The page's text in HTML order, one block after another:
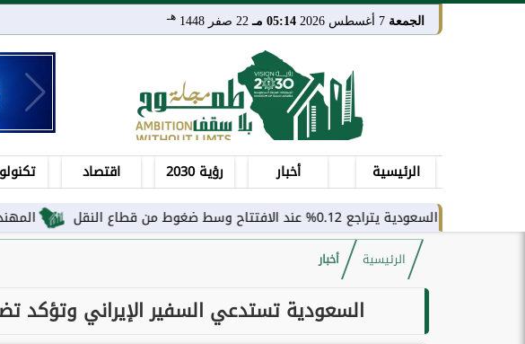
الجمعة 05:14 مـ 22 صفر 1448 هـ
الرئيسية أخبار رؤية 2030 اقتصاد
المهندسة بيان عند الافتتاح وسط ضغوط من قطاع النقل
الرئيسية أخبار
السعودية تستدعي السفير الإيراني وتؤكد